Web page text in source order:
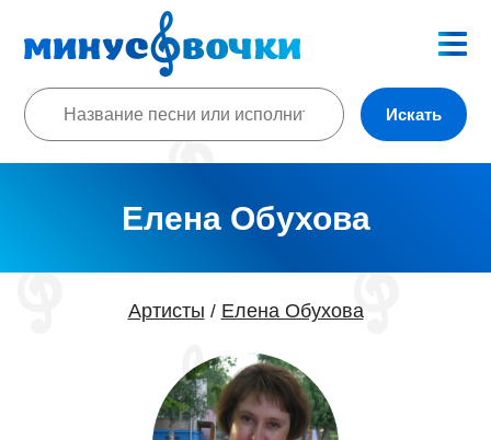
Искать
Елена Обухова
Артисты / Елена Обухова